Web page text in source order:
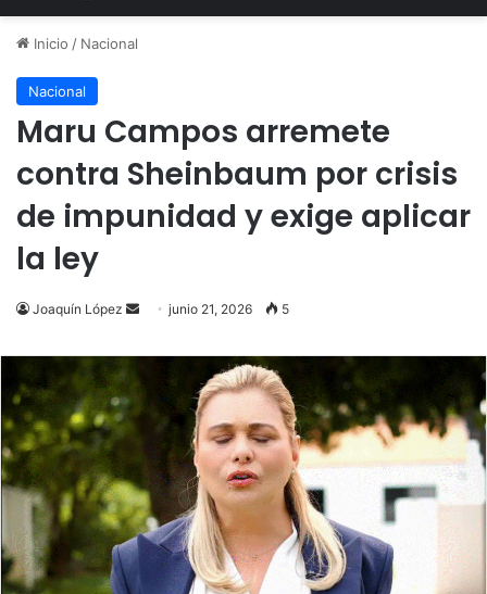
Inicio / Nacional
Nacional
Maru Campos arremete
contra Sheinbaum por crisis
de impunidad y exige aplicar
la ley
Joaquín López
Send
email
junio 21, 2026 5